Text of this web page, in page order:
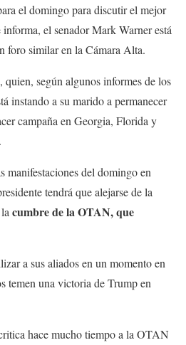
el domingo para discutir el mejor
el senador Mark Warner está
foro similar en la Cámara Alta.
según algunos informes de los
instando a su marido a permanecer
campaña en Georgia, Florida y
manifestaciones del domingo en
tendrá que alejarse de la
cumbre de la OTAN, que
a sus aliados en un momento en
temen una victoria de Trump en
hace mucho tiempo a la OTAN